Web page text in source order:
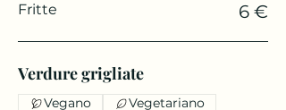
Fritte 6 €
Verdure grigliate
Vegano Vegetariano